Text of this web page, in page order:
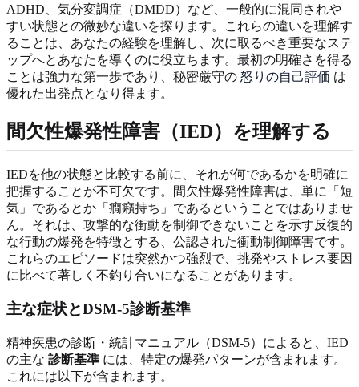
ADHD、気分変調症（DMDD）など、一般的に混同されや
すい状態との微妙な違いを探ります。これらの違いを理解す
ることは、あなたの経験を理解し、次に取るべき重要なステ
ップへとあなたを導くのに役立ちます。最初の明確さを得る
ことは強力な第一歩であり、秘密厳守の 怒りの自己評価 は
優れた出発点となり得ます。
間欠性爆発性障害（IED）を理解する
IEDを他の状態と比較する前に、それが何であるかを明確に
把握することが不可欠です。間欠性爆発性障害は、単に「短
気」であるとか「癇癪持ち」であるということではありませ
ん。それは、攻撃的な衝動を制御できないことを示す反復的
な行動の爆発を特徴とする、公認された衝動制御障害です。
これらのエピソードは突然かつ強烈で、挑発やストレス要因
に比べて著しく不釣り合いになることがあります。
主な症状とDSM-5診断基準
精神疾患の診断・統計マニュアル（DSM-5）によると、IED
の主な 診断基準 には、特定の爆発パターンが含まれます。
これには以下が含まれます。